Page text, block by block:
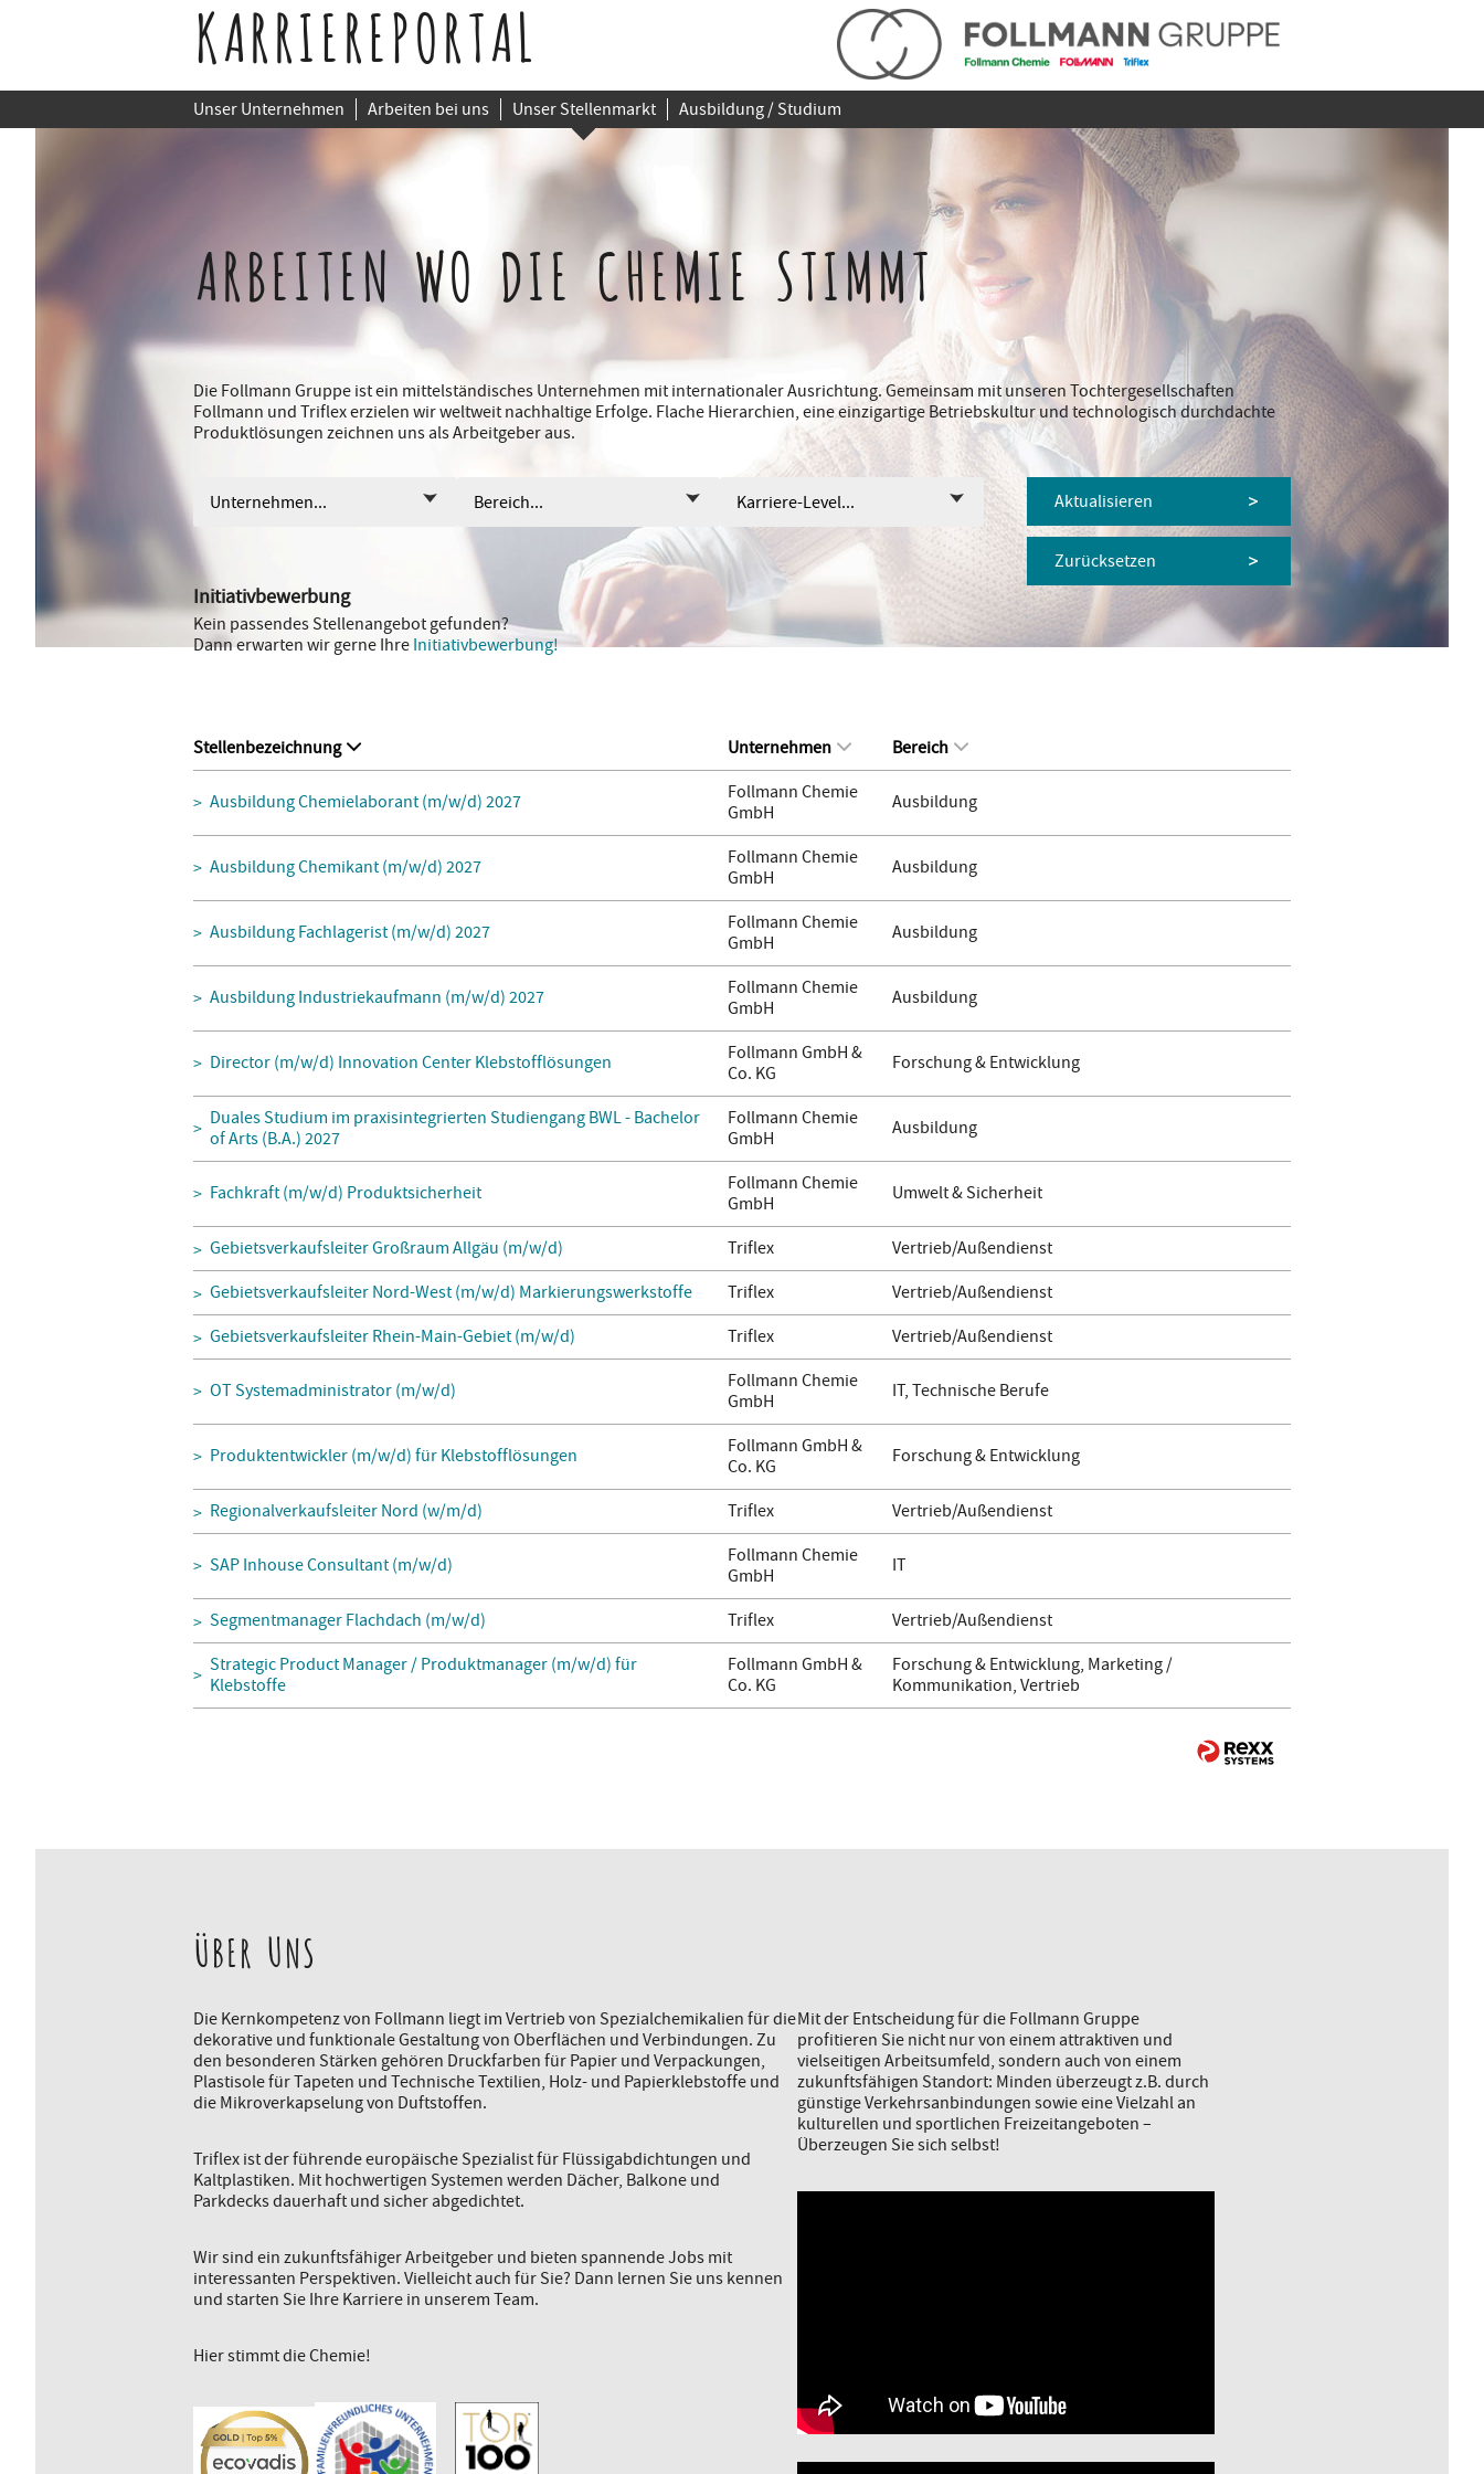
KARRIEREPORTAL
Unser Unternehmen Arbeiten bei uns Unser Stellenmarkt Ausbildung / Studium
ARBEITEN WO DIE CHEMIE STIMMT
Die Follmann Gruppe ist ein mittelständisches Unternehmen mit internationaler Ausrichtung. Gemeinsam mit unseren Tochtergesellschaften
Follmann und Triflex erzielen wir weltweit nachhaltige Erfolge. Flache Hierarchien, eine einzigartige Betriebskultur und technologisch durchdachte
Produktlösungen zeichnen uns als Arbeitgeber aus.
Unternehmen... Bereich... Karriere-Level... Aktualisieren
Zurücksetzen
Initiativbewerbung
Kein passendes Stellenangebot gefunden?
Dann erwarten wir gerne Ihre Initiativbewerbung!
Stellenbezeichnung Unternehmen Bereich
Ausbildung Chemielaborant (m/w/d) 2027
Follmann Chemie
GmbH
Ausbildung
Ausbildung Chemikant (m/w/d) 2027
Follmann Chemie
GmbH
Ausbildung
Ausbildung Fachlagerist (m/w/d) 2027
Follmann Chemie
GmbH
Ausbildung
Ausbildung Industriekaufmann (m/w/d) 2027
Follmann Chemie
GmbH
Ausbildung
Director (m/w/d) Innovation Center Klebstofflösungen
Follmann GmbH &
Co. KG
Forschung & Entwicklung
Duales Studium im praxisintegrierten Studiengang BWL - Bachelor
of Arts (B.A.) 2027
Follmann Chemie
GmbH
Ausbildung
Fachkraft (m/w/d) Produktsicherheit
Follmann Chemie
GmbH
Umwelt & Sicherheit
Gebietsverkaufsleiter Großraum Allgäu (m/w/d) Triflex
Vertrieb/Außendienst
Gebietsverkaufsleiter Nord-West (m/w/d) Markierungswerkstoffe
Triflex
Vertrieb/Außendienst
Gebietsverkaufsleiter Rhein-Main-Gebiet (m/w/d)
Triflex Vertrieb/Außendienst
OT Systemadministrator (m/w/d)
Follmann Chemie
GmbH
IT, Technische Berufe
Produktentwickler (m/w/d) für Klebstofflösungen
Follmann GmbH &
Co. KG
Forschung & Entwicklung
Regionalverkaufsleiter Nord (w/m/d) Triflex Vertrieb/Außendienst
SAP Inhouse Consultant (m/w/d)
Follmann Chemie
GmbH
IT
Segmentmanager Flachdach (m/w/d) Triflex
Vertrieb/Außendienst
Strategic Product Manager / Produktmanager (m/w/d) für
Klebstoffe
Follmann GmbH &
Co. KG
Forschung & Entwicklung, Marketing /
Kommunikation, Vertrieb
ÜBER UNS
Die Kernkompetenz von Follmann liegt im Vertrieb von Spezialchemikalien für die
dekorative und funktionale Gestaltung von Oberflächen und Verbindungen. Zu
den besonderen Stärken gehören Druckfarben für Papier und Verpackungen,
Plastisole für Tapeten und Technische Textilien, Holz- und Papierklebstoffe und
die Mikroverkapselung von Duftstoffen.
Triflex ist der führende europäische Spezialist für Flüssigabdichtungen und
Kaltplastiken. Mit hochwertigen Systemen werden Dächer, Balkone und
Parkdecks dauerhaft und sicher abgedichtet.
Wir sind ein zukunftsfähiger Arbeitgeber und bieten spannende Jobs mit
interessanten Perspektiven. Vielleicht auch für Sie? Dann lernen Sie uns kennen
und starten Sie Ihre Karriere in unserem Team.
Hier stimmt die Chemie!
Mit der Entscheidung für die Follmann Gruppe
profitieren Sie nicht nur von einem attraktiven und
vielseitigen Arbeitsumfeld, sondern auch von einem
zukunftsfähigen Standort: Minden überzeugt z.B. durch
günstige Verkehrsanbindungen sowie eine Vielzahl an
kulturellen und sportlichen Freizeitangeboten –
Überzeugen Sie sich selbst!